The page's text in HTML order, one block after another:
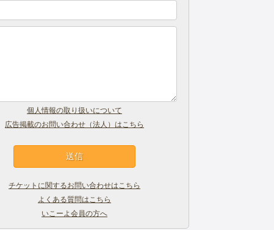
個人情報の取り扱いについて
広告掲載のお問い合わせ（法人）はこちら
チケットに関するお問い合わせはこちら
よくある質問はこちら
いこーよ会員の方へ